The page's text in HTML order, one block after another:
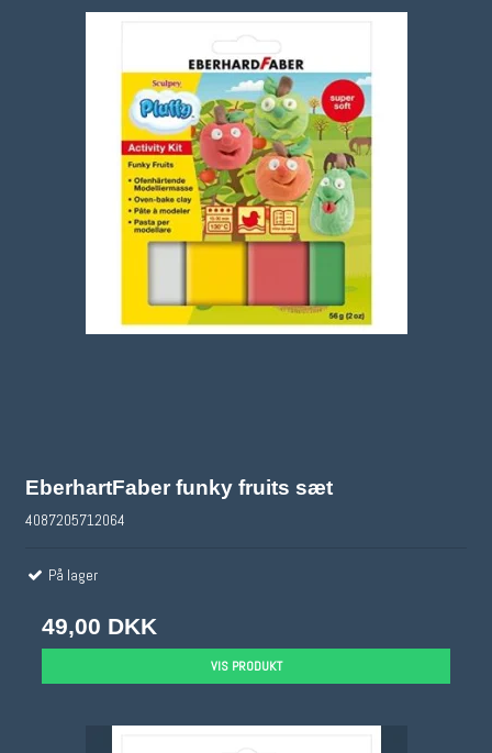
EberhartFaber funky fruits sæt
4087205712064
På lager
49,00 DKK
VIS PRODUKT